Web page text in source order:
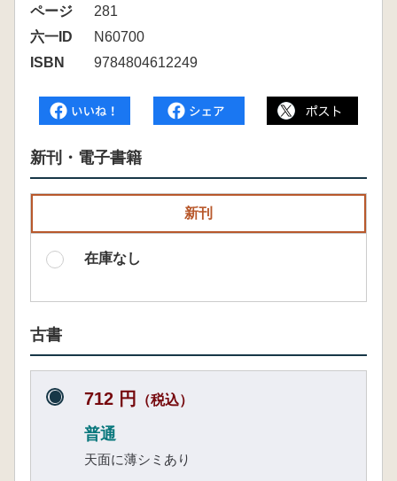
ページ
281
六一ID
N60700
ISBN
9784804612249
新刊・電子書籍
新刊
在庫なし
古書
712 円 （税込）
普通
天面に薄シミあり